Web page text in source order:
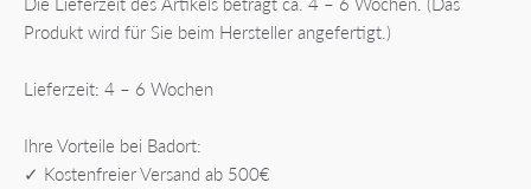
Produkt wird für Sie beim Hersteller angefertigt.)
Lieferzeit: 4 – 6 Wochen
Ihre Vorteile bei Badort:
✓ Kostenfreier Versand ab 500€